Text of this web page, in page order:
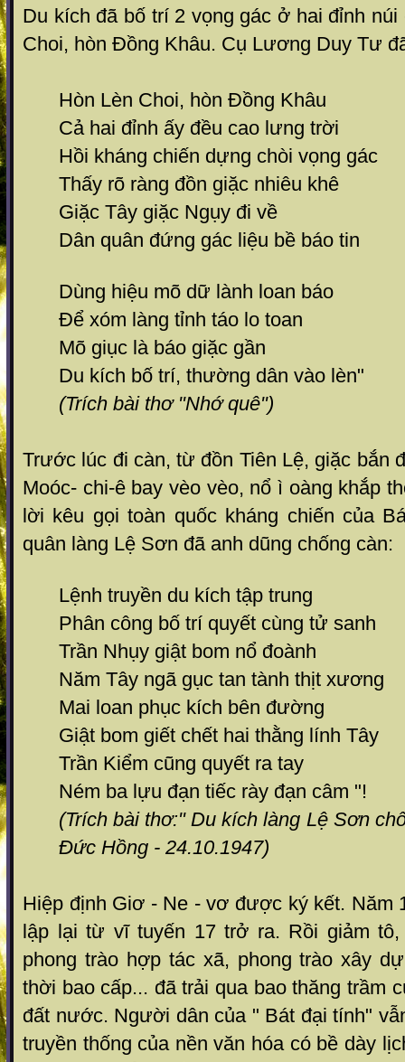
Du kích đã bố trí 2 vọng gác ở hai đỉnh núi
Choi, hòn Đồng Khâu. Cụ Lương Duy Tư
Hòn Lèn Choi, hòn Đồng Khâu
Cả hai đỉnh ấy đều cao lưng trời
Hồi kháng chiến dựng chòi vọng gác
Thấy rõ ràng đồn giặc nhiêu khê
Giặc Tây giặc Ngụy đi về
Dân quân đứng gác liệu bề báo tin
Dùng hiệu mõ dữ lành loan báo
Để xóm làng tỉnh táo lo toan
Mõ giục là báo giặc gần
Du kích bố trí, thường dân vào lèn"
(Trích bài thơ "Nhớ quê")
Trước lúc đi càn, từ đồn Tiên Lệ, giặc bắn
Moóc- chi-ê bay vèo vèo, nổ ì oàng khắp
lời kêu gọi toàn quốc kháng chiến của
quân làng Lệ Sơn đã anh dũng chống càn:
Lệnh truyền du kích tập trung
Phân công bố trí quyết cùng tử sanh
Trần Nhụy giật bom nổ đoành
Năm Tây ngã gục tan tành thịt xương
Mai loan phục kích bên đường
Giật bom giết chết hai thằng lính Tây
Trần Kiểm cũng quyết ra tay
Ném ba lựu đạn tiếc rày đạn câm "!
(Trích bài thơ:" Du kích làng Lệ Sơn
Đức Hồng - 24.10.1947)
Hiệp định Giơ - Ne - vơ được ký kết. Năm
lập lại từ vĩ tuyến 17 trở ra. Rồi giảm tô,
phong trào hợp tác xã, phong trào xây
thời bao cấp... đã trải qua bao thăng trầm
đất nước. Người dân của " Bát đại tính"
truyền thống của nền văn hóa có bề dày